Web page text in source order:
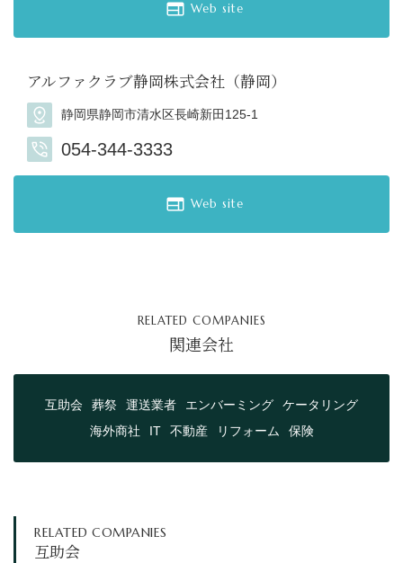
Web site
アルファクラブ静岡株式会社（静岡）
静岡県静岡市清水区長崎新田125-1
054-344-3333
Web site
RELATED COMPANIES
関連会社
互助会 葬祭 運送業者 エンバーミング
ケータリング
海外商社
IT 不動産 リフォーム 保険
RELATED COMPANIES
互助会